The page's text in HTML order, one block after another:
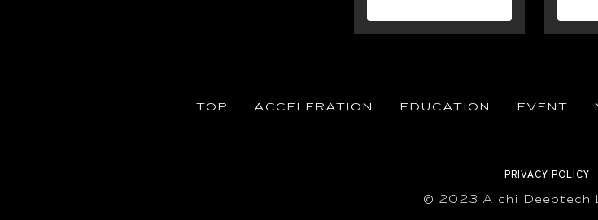
TOP ACCELERATION EDUCATION EVENT
PRIVACY POLICY
© 2023 Aichi Deeptech